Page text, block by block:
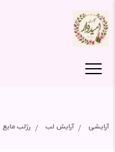
آرایشی آرایش لب رژلب مایع